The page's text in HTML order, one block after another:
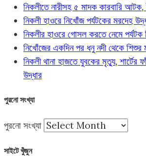
নিকলীতে নারীসহ ৫ মাদক কারবারি আটক,
নিকলী হাওরে নিখোঁজ পর্যটকের মরদেহ
নিকলীর হাওরে গোসল করতে নেমে
নিখোঁজের একদিন পর ধনু নদী থেকে শিশুর
নিকলী থানা হাজতে যুবকের মৃত্যু,
উদ্ধার
পুরনো সংখ্যা
পুরনো সংখ্যা
সাইটে খুঁজুন